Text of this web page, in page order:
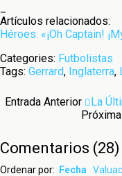
Artículos relacionados:
Héroes: «¡Oh Captain!
Categories: Futbolistas
Tags: Gerrard, Inglaterra,
Entrada Anterior
La
Comentarios (28)
Ordenar por: Fecha